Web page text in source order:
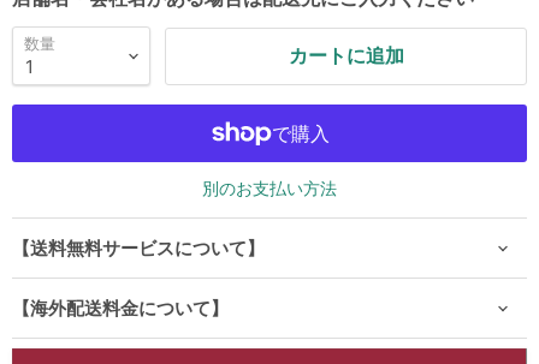
数量
カートに追加
別のお支払い方法
【送料無料サービスについて】
【海外配送料金について】